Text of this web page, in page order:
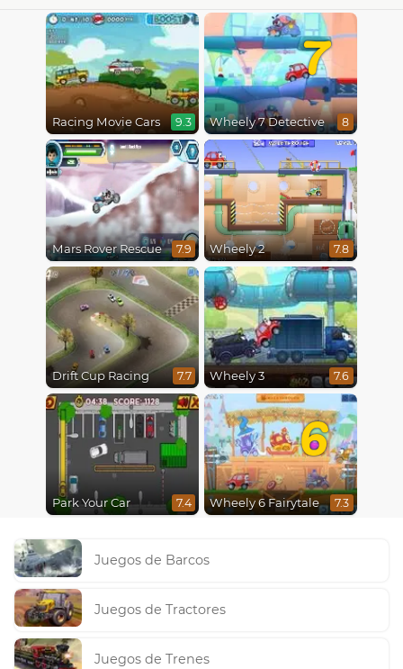
Racing Movie Cars 9.3
7
Wheely 7 Detective 8
Mars Rover Rescue 7.9 Wheely 2 7.8
Drift Cup Racing 7.7 Wheely 3 7.6
Park Your Car 7.4
6
Wheely 6 Fairytale 7.3
Juegos de Barcos
Juegos de Tractores
Juegos de Trenes